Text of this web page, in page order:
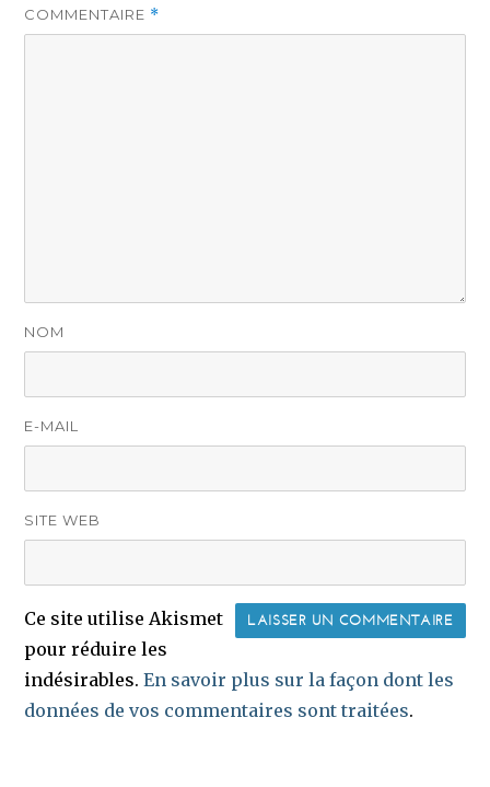
COMMENTAIRE *
NOM
E-MAIL
SITE WEB
Ce site utilise Akismet
pour réduire les
indésirables.En savoir plus sur la façon dont les
données de vos commentaires sont traitées.